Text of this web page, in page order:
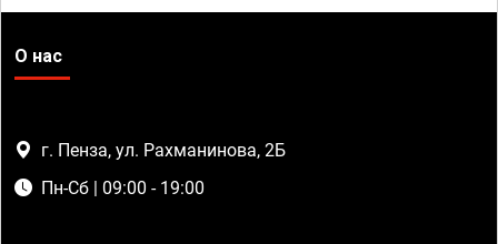
О нас
г. Пенза, ул. Рахманинова, 2Б
Пн-Сб | 09:00 - 19:00